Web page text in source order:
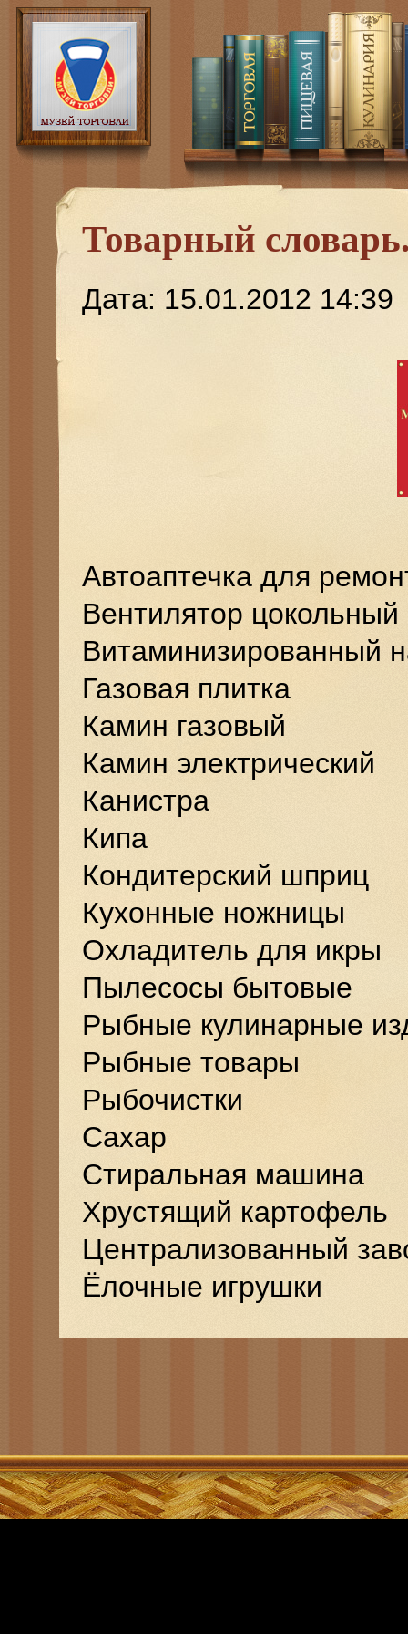
Товарный
Дата: 15.01.2012 14:39
Автоаптечка для
Вентилятор цокольный
Витаминизированный
Газовая плитка
Камин газовый
Камин электрический
Канистра
Кипа
Кондитерский шприц
Кухонные ножницы
Охладитель для икры
Пылесосы бытовые
Рыбные кулинарные
Рыбные товары
Рыбочистки
Сахар
Стиральная машина
Хрустящий картофель
Централизованный
Ёлочные игрушки